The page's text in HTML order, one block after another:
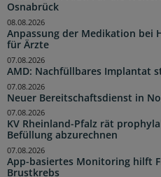
Osnabrück
Anpassung der Medikation bei
für Ärzte
08.08.2026
AMD: Nachfüllbares Implantat
07.08.2026
Neuer Bereitschaftsdienst in
07.08.2026
KV Rheinland-Pfalz rät
Befüllung abzurechnen
07.08.2026
App-basiertes Monitoring hilft
Brustkrebs
07.08.2026